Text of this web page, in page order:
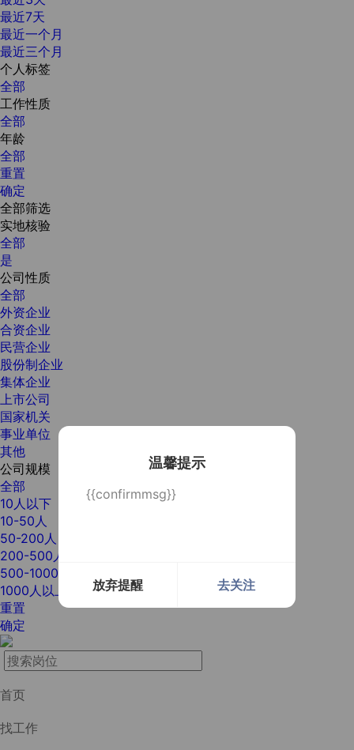
温馨提示
{{confirmmsg}}
放弃提醒 去关注
最近7天
最近一个月
最近三个月
个人标签
全部
工作性质
全部
年龄
全部
重置
确定
全部筛选
实地核验
全部
是
公司性质
全部
外资企业
合资企业
民营企业
股份制企业
集体企业
上市公司
国家机关
事业单位
其他
公司规模
全部
10人以下
10-50人
50-200人
200-500人
500-1000人
1000人以上
重置
确定
首页
找工作